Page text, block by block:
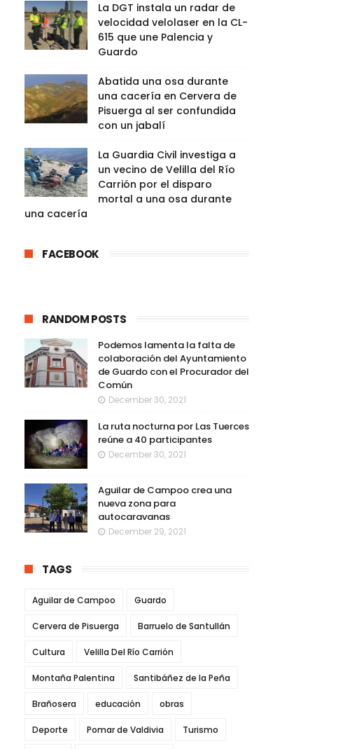
La DGT instala un radar de
velocidad velolaser en la CL-
615 que une Palencia y
Guardo
Abatida una osa durante
una cacería en Cervera de
Pisuerga al ser confundida
con un jabalí
La Guardia Civil investiga a
un vecino de Velilla del Río
Carrión por el disparo
mortal a una osa durante
una cacería
FACEBOOK
RANDOM POSTS
Podemos lamenta la falta de
colaboración del Ayuntamiento
de Guardo con el Procurador del
Común
December 30, 2021
La ruta nocturna por Las Tuerces
reúne a 40 participantes
December 30, 2021
Aguilar de Campoo crea una
nueva zona para
autocaravanas
December 29, 2021
TAGS
Aguilar de Campoo Guardo
Cervera de Pisuerga Barruelo de Santullán
Cultura Velilla Del Río Carrión
Montaña Palentina Santibáñez de la Peña
Brañosera educación obras
Deporte Pomar de Valdivia Turismo